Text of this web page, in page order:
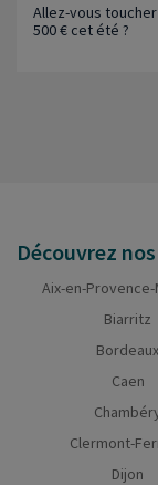
Allez-vous
500 € cet été ?
Découvrez
Aix-en-
Biarritz
Bordeaux
Caen
Clermont-
Dijon